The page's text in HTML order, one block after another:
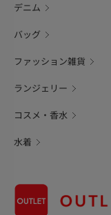
デニム
バッグ
ファッション雑貨
ランジェリー
コスメ・香水
水着